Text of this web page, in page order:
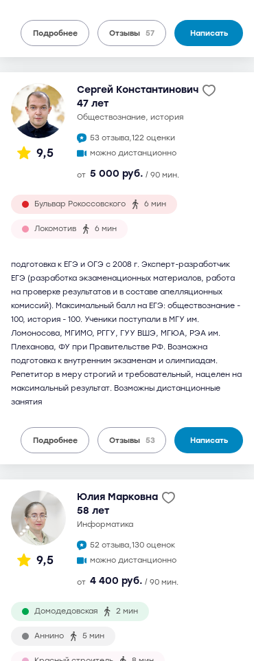
Подробнее Отзывы 57 Написать
9,5
Сергей Константинович
47 лет
обществознание, история
53 отзыва,122 оценки
можно дистанционно
от 5 000 руб. / 90 мин.
Бульвар Рокоссовского 6 мин
Локомотив 6 мин
подготовка к ЕГЭ и ОГЭ с 2008 г. Эксперт-разработчик
ЕГЭ (разработка экзаменационных материалов, работа
на проверке результатов и в составе апелляционных
комиссий). Максимальный балл на ЕГЭ: обществознание -
100, история - 100. Ученики поступали в МГУ им.
Ломоносова, МГИМО, РГГУ, ГУУ ВШЭ, МГЮА, РЭА им.
Плеханова, ФУ при Правительстве РФ. Возможна
подготовка к внутренним экзаменам и олимпиадам.
Репетитор в меру строгий и требовательный, нацелен на
максимальный результат. Возможны дистанционные
занятия
Подробнее Отзывы 53 Написать
9,5
Юлия Марковна
58 лет
информатика
52 отзыва,130 оценок
можно дистанционно
от 4 400 руб. / 90 мин.
Домодедовская 2 мин
Аннино 5 мин